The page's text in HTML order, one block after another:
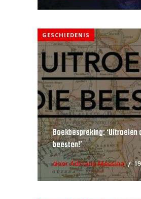
GESCHIEDENIS
Boekbespreking: ‘Uitroeien
beesten!’
door Adriano Messina